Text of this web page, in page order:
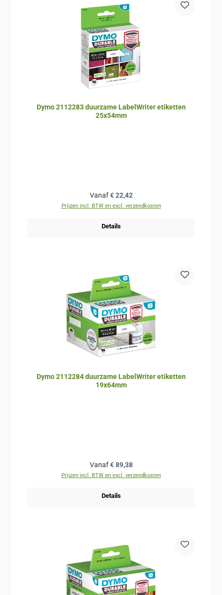
Dymo 2112283 duurzame LabelWriter etiketten
25x54mm
Normale prijs:
Vanaf€ 22,42
Prijzen incl. BTW en excl. verzendkosten
Details
Dymo 2112284 duurzame LabelWriter etiketten
19x64mm
Normale prijs:
Vanaf€ 89,38
Prijzen incl. BTW en excl. verzendkosten
Details